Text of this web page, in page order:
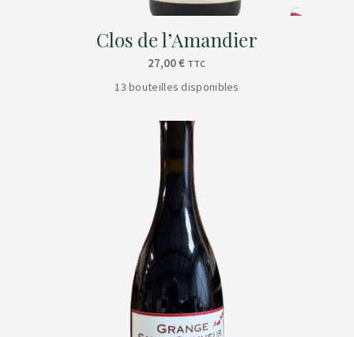
Clos de l’Amandier
27,00€ TTC
13 bouteilles disponibles